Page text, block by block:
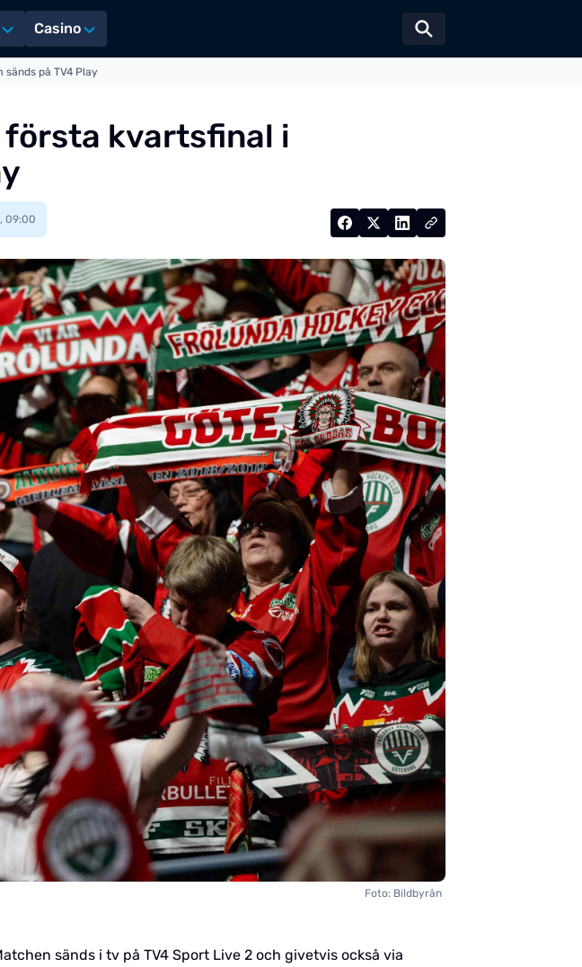
Casino Växla
på TV4 Play
första kvartsfinal i
09:00
Foto: Bildbyrån
sänds i tv på TV4 Sport Live 2 och givetvis också via